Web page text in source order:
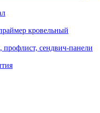
кровельный
профлист, сендвич-панели